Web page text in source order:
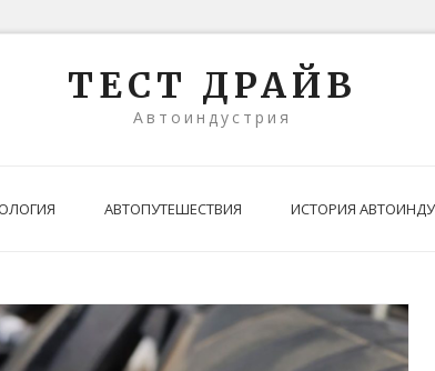
ТЕСТ ДРАЙВ
Автоиндустрия
АВТОПУТЕШЕСТВИЯ ИСТОРИЯ